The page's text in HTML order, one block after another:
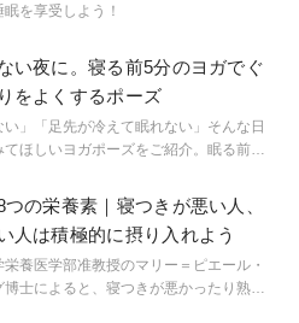
を享受しよう！
い夜に。寝る前5分のヨガでぐ
をよくするポーズ
い」「足先が冷えて眠れない」そんな日
てほしいヨガポーズをご紹介。眠る前
シマ香先生に教えていただきました。
の栄養素｜寝つきが悪い人、
人は積極的に摂り入れよう
栄養医学部准教授のマリー＝ピエール・
士によると、寝つきが悪かったり熟睡